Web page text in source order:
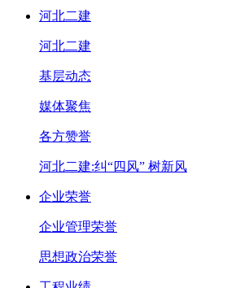
河北二建
河北二建
基层动态
媒体聚焦
各方赞誉
河北二建:纠“四风” 树新风
企业荣誉
企业管理荣誉
思想政治荣誉